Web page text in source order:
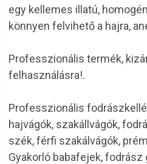
egy kellemes illatú,
könnyen felvihető a hajra,
Professzionális termék,
felhasználásra!.
Professzionális
hajvágók, szakállvágók,
szék, férfi szakálvágók,
Gyakorló babafejek, fodrász